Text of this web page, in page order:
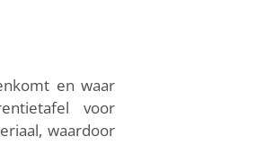
en waar
voor
waardoor